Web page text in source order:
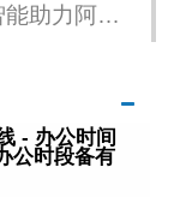
助力阿尔
- 办公时间
公时段备有